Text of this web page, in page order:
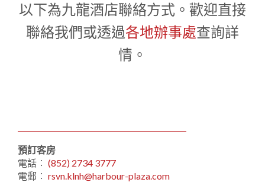
1
1 0
以下為九龍酒店聯絡方式。歡迎直接
聯絡我們或透過各地辦事處查詢詳
情。
預訂客房
電話︰ (852) 2734 3777
電郵︰ rsvn.klnh@harbour-plaza.com